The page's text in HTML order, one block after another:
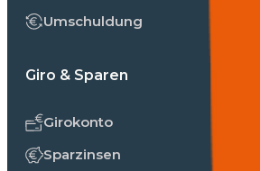
Umschuldung
Giro & Sparen
Girokonto
Sparzinsen